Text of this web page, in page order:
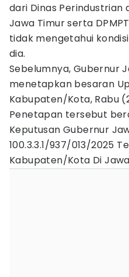
dari Dinas Perindustrian
Jawa Timur serta
tidak mengetahui
dia.
Sebelumnya, Gubernur
menetapkan besaran
Kabupaten/Kota, Rabu
Penetapan tersebut
Keputusan Gubernur
100.3.3.1/937/013/2025
Kabupaten/Kota Di